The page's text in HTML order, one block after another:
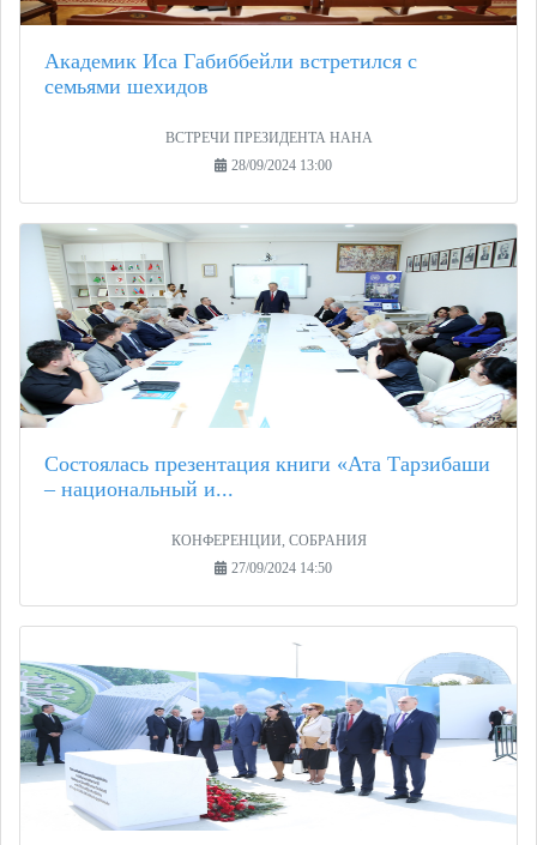
Академик Иса Габиббейли встретился с
семьями шехидов
ВСТРЕЧИ ПРЕЗИДЕНТА НАНА
28/09/2024 13:00
Состоялась презентация книги «Ата Тарзибаши
– национальный и...
КОНФЕРЕНЦИИ, СОБРАНИЯ
27/09/2024 14:50